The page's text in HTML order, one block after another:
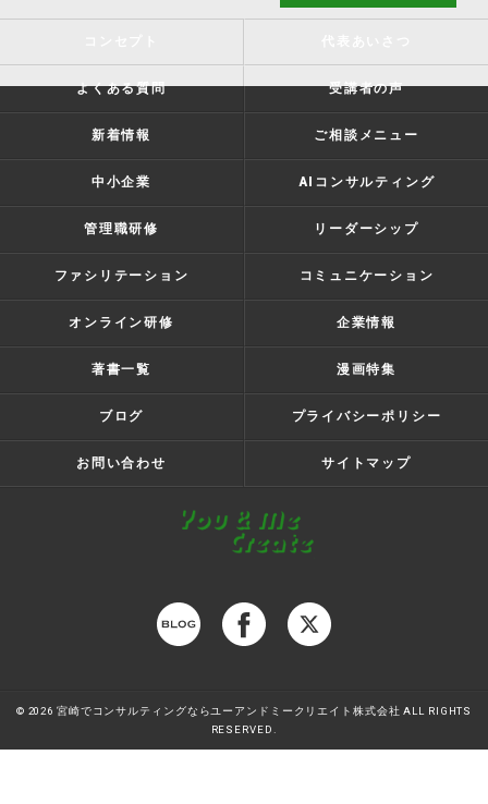
よくある質問 受講者の声
新着情報 ご相談メニュー
中小企業 AIコンサルティング
管理職研修 リーダーシップ
ファシリテーション コミュニケーション
オンライン研修 企業情報
著書一覧 漫画特集
ブログ プライバシーポリシー
お問い合わせ サイトマップ
© 2026 宮崎でコンサルティングならユーアンドミークリエイト株式会社 ALL RIGHTS
RESERVED.